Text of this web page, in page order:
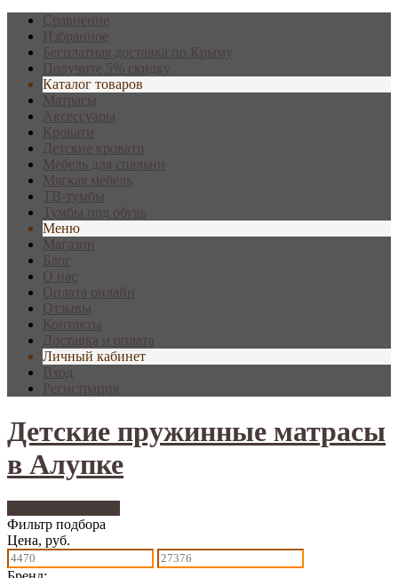
Сравнение
Избранное
Бесплатная доставка по Крыму
Получите 5% скидку
Каталог товаров
Матрасы
Аксессуары
Кровати
Детские кровати
Мебель для спальни
Мягкая мебель
ТВ-тумбы
Тумбы под обувь
Меню
Магазин
Блог
О нас
Оплата онлайн
Отзывы
Контакты
Доставка и оплата
Личный кабинет
Вход
Регистрация
Детские пружинные матрасы
в Алупке
Фильтр подбора
Цена, руб.